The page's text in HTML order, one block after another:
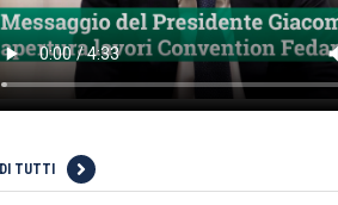
TUTTI